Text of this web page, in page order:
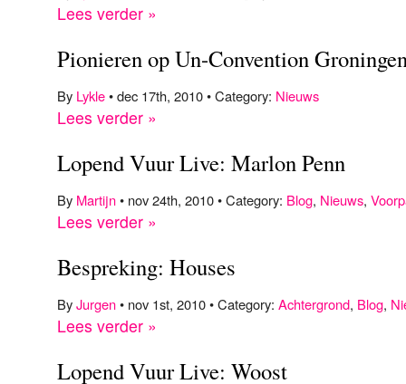
Lees verder »
Pionieren op Un-Convention
By Lykle• dec 17th, 2010 • Category: Nieuws
Lees verder »
Lopend Vuur Live: Marlon Penn
By Martijn• nov 24th, 2010 • Category: Blog, Nieuws,
Lees verder »
Bespreking: Houses
ByJurgen• nov 1st, 2010 • Category: Achtergrond, Blog,
Lees verder »
Lopend Vuur Live: Woost